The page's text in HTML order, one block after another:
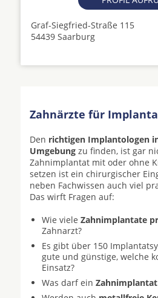
Graf-Siegfried-Straße 115
54439 Saarburg
Zahnärzte für
Den richtigen Implantologen
Umgebung zu finden, ist gar
Zahnimplantat mit oder ohne
setzen ist ein chirurgischer
neben Fachwissen auch viel
Das wirft Fragen auf:
Wie viele Zahnimplantate
Zahnarzt?
Es gibt über 150
gute und günstige, welche
Einsatz?
Was darf ein